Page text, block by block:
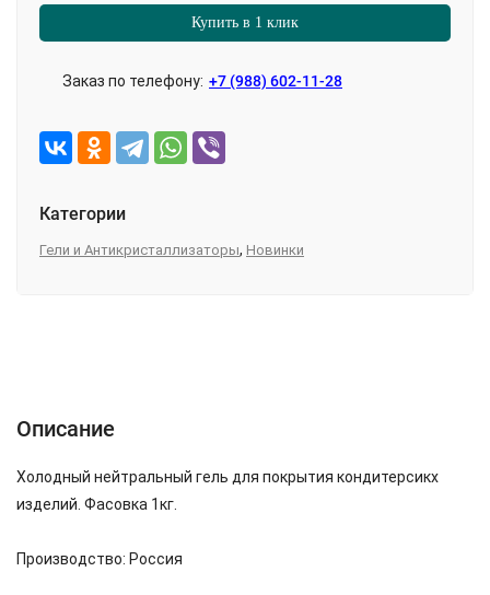
Купить в 1 клик
Заказ по телефону: +7 (988) 602-11-28
Категории
Гели и Антикристаллизаторы, Новинки
Описание
Холодный нейтральный гель для покрытия кондитерсикх
изделий. Фасовка 1кг.
Производство: Россия